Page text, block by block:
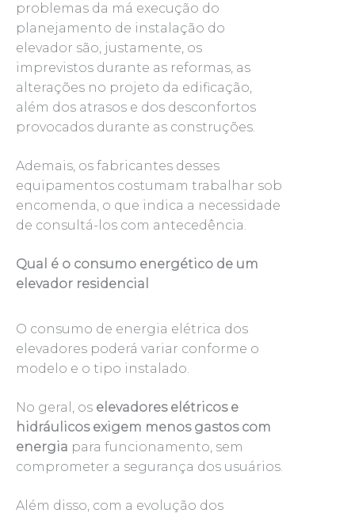
problemas da má execução do
planejamento de instalação do
elevador são, justamente, os
imprevistos durante as reformas, as
alterações no projeto da edificação,
além dos atrasos e dos desconfortos
provocados durante as construções.
Ademais, os fabricantes desses
equipamentos costumam trabalhar sob
encomenda, o que indica a necessidade
de consultá-los com antecedência.
Qual é o consumo energético de um
elevador residencial
O consumo de energia elétrica dos
elevadores poderá variar conforme o
modelo e o tipo instalado.
No geral, os elevadores elétricos e
hidráulicos exigem menos gastos com
energia para funcionamento, sem
comprometer a segurança dos usuários.
Além disso, com a evolução dos